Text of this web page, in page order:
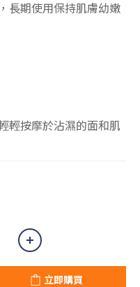
長期使用保持肌膚幼嫩
輕按摩於沾濕的面和肌
立即購買